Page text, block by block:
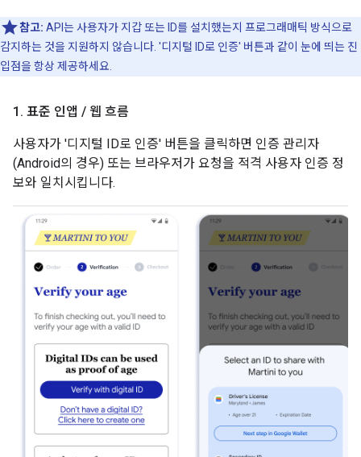
참고: API는 사용자가 지갑 또는 ID를 설치했는지 프로그래매틱 방식으로
감지하는 것을 지원하지 않습니다. '디지털 ID로 인증' 버튼과 같이 눈에 띄는 진
입점을 항상 제공하세요.
1 . 표준 인앱 / 웹 흐름
사용자가 '디지털 ID로 인증' 버튼을 클릭하면 인증 관리자
(Android의 경우) 또는 브라우저가 요청을 적격 사용자 인증 정
보와 일치시킵니다.